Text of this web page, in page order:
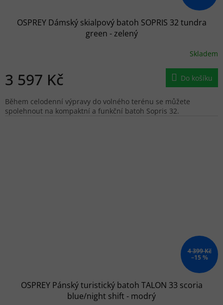
OSPREY Dámský skialpový batoh SOPRIS 32 tundra
green - zelený
Skladem
3 597 Kč Do košíku
Během celodenní výpravy do volného terénu se můžete
spolehnout na kompaktní a funkční batoh Sopris 32.
4 399 Kč
–15 %
OSPREY Pánský turistický batoh TALON 33 scoria
blue/night shift - modrý